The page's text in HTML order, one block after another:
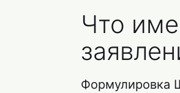
Что
Формулировка